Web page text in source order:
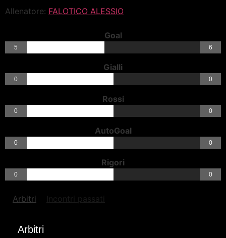
Allenatore: FALOTICO ALESSIO
Goal
5 6
Gialli
0 0
Rossi
0 0
AutoGoal
0 0
Rigori
0 0
Arbitri Incontri passati
Arbitri